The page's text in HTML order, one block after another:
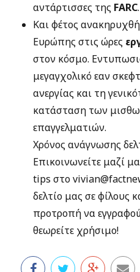
αντάρτισσες της FARC.
Και φέτος
Ευρώπης στις ώρες
στον κόσμο.
μεγαγχολικό εαν
ανεργίας και τη
κατάσταση των
επαγγελματιών.
Χρόνος ανάγνωσης
Επικοινωνείτε μαζί
tips στο
δελτίο μας σε φίλους
προτροπή να
θεωρείτε χρήσιμο!